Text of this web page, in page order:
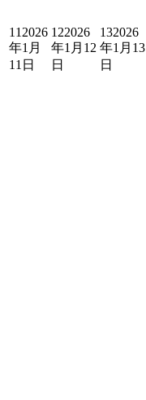
11 2026
年1月
11日
122026
年1月12
日
132026
年1月13
日